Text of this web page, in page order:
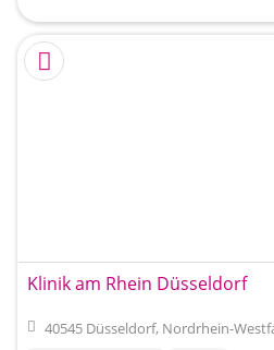
Klinik am Rhein Düsseldorf
40545 Düsseldorf, Nordrhein-